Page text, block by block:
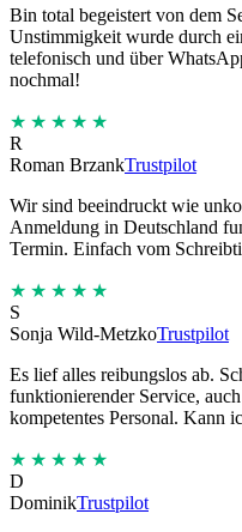
Bin total begeistert von dem
Unstimmigkeit wurde durch
telefonisch und über
nochmal!
★★★★★
R
Roman BrzankTrustpilot
Wir sind beeindruckt wie
Anmeldung in Deutschland
Termin. Einfach vom
★★★★★
S
Sonja Wild-MetzkoTrustpilot
Es lief alles reibungslos ab.
funktionierender Service,
kompetentes Personal. Kann
★★★★★
D
DominikTrustpilot